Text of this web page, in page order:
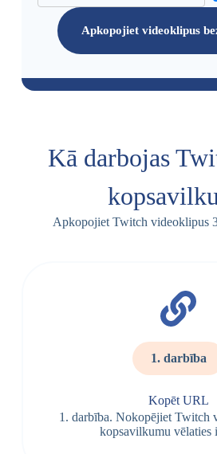
Apkopojiet videoklipus
Kā darbojas
Apkopojiet Twitch videoklipus
1. darbība
Kopēt URL
1. darbība. Nokopējiet Twitch
kopsavilkumu vēlaties